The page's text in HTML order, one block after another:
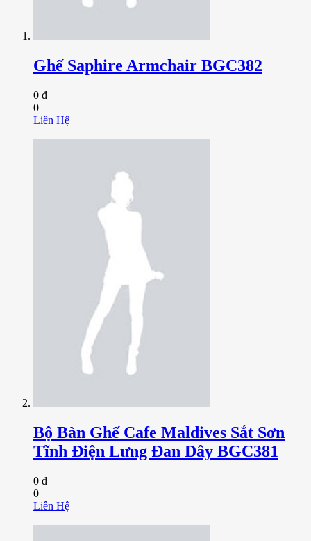
Ghế Saphire Armchair BGC382
0 đ
0
Liên Hệ
Bộ Bàn Ghế Cafe Maldives Sắt Sơn
Tĩnh Điện Lưng Đan Dây BGC381
0 đ
0
Liên Hệ